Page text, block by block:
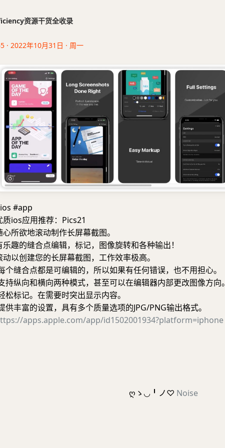
资源干货全收录
· 2022年10月31日 · 周一
#app
质ios应用推荐：Pics21
心所欲地滚动制作长屏幕截图。
乐趣的缝合点编辑，标记，图像旋转和各种输出！
动以创建您的长屏幕截图，工作效率极高。
个缝合点都是可编辑的，所以如果有任何错误，也不用担心。
持纵向和横向两种模式，甚至可以在编辑器内部更改图像方向。
松标记。在需要时突出显示内容。
供丰富的设置，具有多个质量选项的JPG/PNG输出格式。
apps.apple.com/app/id1502001934?platform=iphone
ღゝ◡╹ノ♡ Noise